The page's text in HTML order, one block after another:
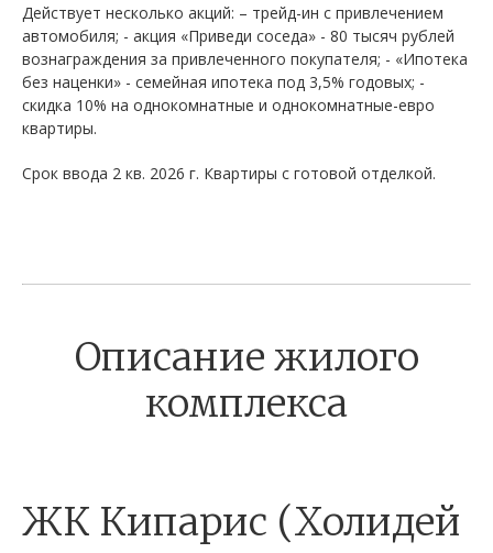
Действует несколько акций: – трейд-ин с привлечением
автомобиля; - акция «Приведи соседа» - 80 тысяч рублей
вознаграждения за привлеченного покупателя; - «Ипотека
без наценки» - семейная ипотека под 3,5% годовых; -
скидка 10% на однокомнатные и однокомнатные-евро
квартиры.
Срок ввода 2 кв. 2026 г. Квартиры с готовой отделкой.
Описание жилого
комплекса
ЖК Кипарис (Холидей